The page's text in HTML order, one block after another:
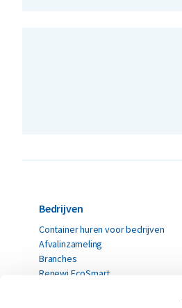
Bedrijven
Container huren voor bedrijven
Afvalinzameling
Branches
Renewi EcoSmart